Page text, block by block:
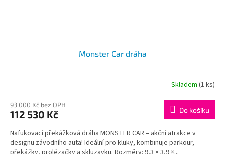
Monster Car dráha
Skladem (1 ks)
93 000 Kč bez DPH
112 530 Kč Do košíku
Nafukovací překážková dráha MONSTER CAR – akční atrakce v
designu závodního auta! Ideální pro kluky, kombinuje parkour,